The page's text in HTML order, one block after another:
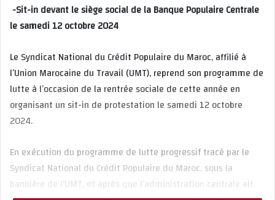
-Sit-in devant le siège social de la Banque Populaire Centrale
le samedi 12 octobre 2024
Le Syndicat National du Crédit Populaire du Maroc, affilié à
l’Union Marocaine du Travail (UMT), reprend son programme de
lutte à l’occasion de la rentrée sociale de cette année en
organisant un sit-in de protestation le samedi 12 octobre
2024.
En exécution du programme de lutte progressif tracé par le
Syndicat National du Crédit Populaire du Maroc, sous la
bannière de l’UMT, et après que l’administration centrale ait